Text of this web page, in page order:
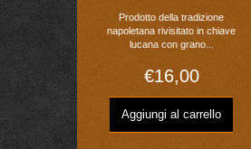
Prodotto della tradizione
napoletana rivisitato in chiave
lucana con grano...
€16,00
Aggiungi al carrello